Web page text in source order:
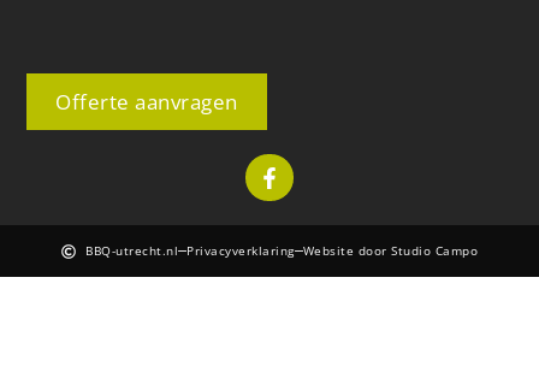
Offerte aanvragen
BBQ-utrecht.nl Privacyverklaring Website door Studio Campo